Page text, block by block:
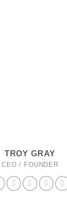
TROY GRAY
CEO / FOUNDER